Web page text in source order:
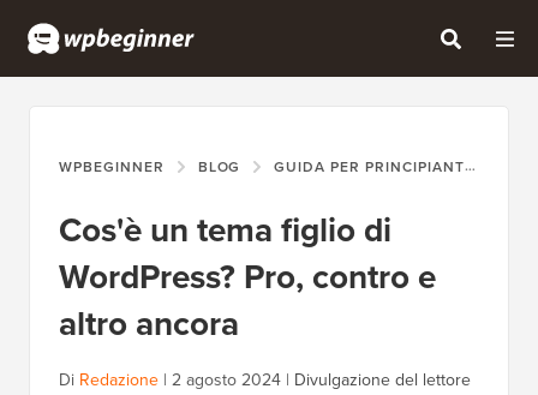
WPBEGINNER BLOG GUIDA PER PRINCIPIANTI
Cos'è un tema figlio di
WordPress? Pro, contro e
altro ancora
Di Redazione | 2 agosto 2024 | Divulgazione del lettore